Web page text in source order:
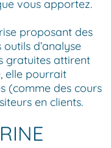
vous apportez.
proposant des
d’analyse
gratuites attirent
elle pourrait
(comme des cours
en clients.